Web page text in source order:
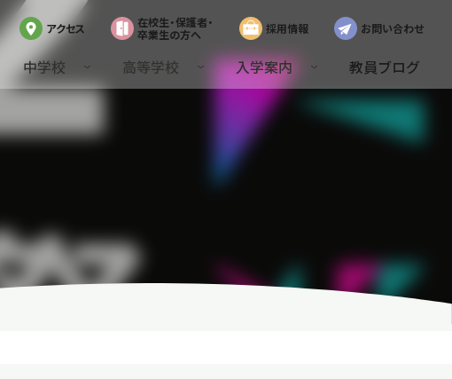
アクセス
在校生・保護者・
卒業生の方へ
採用情報 お問い合わせ
中学校 高等学校 入学案内 教員ブログ